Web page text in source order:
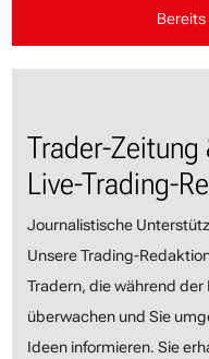
Bereits
Trader-Zeitung
Live-Trading-
Journalistische
Unsere Trading-
Tradern, die während
überwachen und Sie
Ideen informieren. Sie